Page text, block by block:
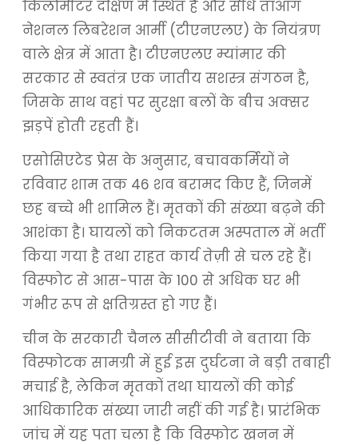
किलोमीटर दक्षिण में स्थित है और सीधे ताआंग
नेशनल लिबरेशन आर्मी (टीएनएलए) के नियंत्रण
वाले क्षेत्र में आता है। टीएनएलए म्यांमार की
सरकार से स्वतंत्र एक जातीय सशस्त्र संगठन है,
जिसके साथ वहां पर सुरक्षा बलों के बीच अक्सर
झड़पें होती रहती हैं।
एसोसिएटेड प्रेस के अनुसार, बचावकर्मियों ने
रविवार शाम तक 46 शव बरामद किए हैं, जिनमें
छह बच्चे भी शामिल हैं। मृतकों की संख्या बढ़ने की
आशंका है। घायलों को निकटतम अस्पताल में भर्ती
किया गया है तथा राहत कार्य तेज़ी से चल रहे हैं।
विस्फोट से आस-पास के 100 से अधिक घर भी
गंभीर रूप से क्षतिग्रस्त हो गए हैं।
चीन के सरकारी चैनल सीसीटीवी ने बताया कि
विस्फोटक सामग्री में हुई इस दुर्घटना ने बड़ी तबाही
मचाई है, लेकिन मृतकों तथा घायलों की कोई
आधिकारिक संख्या जारी नहीं की गई है। प्रारंभिक
जांच में यह पता चला है कि विस्फोट खनन में